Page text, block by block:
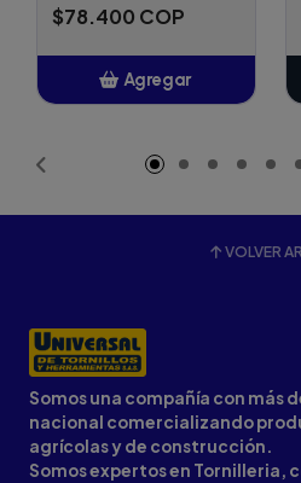
$78.400 COP
Agregar
VOLVER
Somos una compañía con más
nacional comercializando
agrícolas y de construcción.
Somos expertos en Tornilleria,